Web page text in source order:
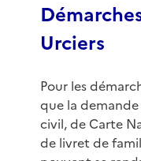
Urciers
Pour les
que la
civil, de Carte
de livret de